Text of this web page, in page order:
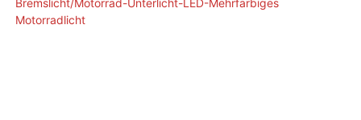
universellen LED-Sicherheitslichtstreifens für Heckbremse, Stoppsignal und
Blinker mit 32 LEDs und 8 Zoll flexiblem LED-Lichtbalken für